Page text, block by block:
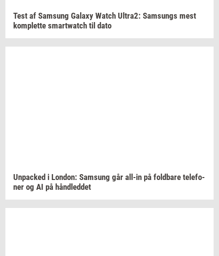
Test af Sams­ung Ga­laxy Watch Ultra2: Sams­ungs mest
kom­plet­te smartwatch til dato
Un­pa­ck­ed i Lon­don: Sams­ung går all-​in på fold­ba­re te­le­fo­
ner og AI på hånd­led­det